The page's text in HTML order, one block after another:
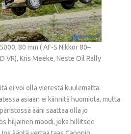
80 mm ( AF-S Nikkor 80–
VR), Kris Meeke, Neste Oil Rally
ei voi olla vierestä kuulematta.
asiaan ei kiinnitä huomiota, mutta
ääni saattaa olla jo
hiljainen moodi, joka hillitsee